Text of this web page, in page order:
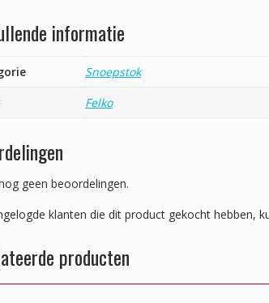
informatie
Snoepstok
Felko
geen beoordelingen.
klanten die dit product gekocht hebben,
producten